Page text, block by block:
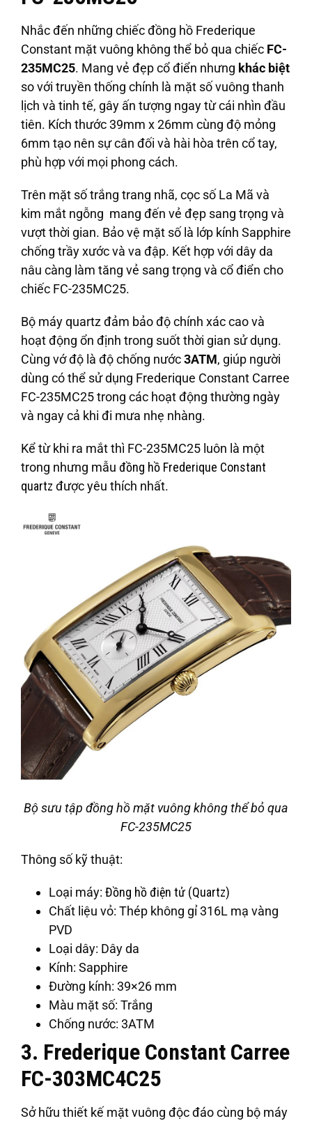
Nhắc đến những chiếc đồng hồ Frederique
Constant mặt vuông không thể bỏ qua chiếc FC-
235MC25. Mang vẻ đẹp cổ điển nhưng khác biệt
so với truyền thống chính là mặt số vuông thanh
lịch và tinh tế, gây ấn tượng ngay từ cái nhìn đầu
tiên. Kích thước 39mm x 26mm cùng độ mỏng
6mm tạo nên sự cân đối và hài hòa trên cổ tay,
phù hợp với mọi phong cách.
Trên mặt số trắng trang nhã, cọc số La Mã và
kim mắt ngỗng mang đến vẻ đẹp sang trọng và
vượt thời gian. Bảo vệ mặt số là lớp kính Sapphire
chống trầy xước và va đập. Kết hợp với dây da
nâu càng làm tăng vẻ sang trọng và cổ điển cho
chiếc FC-235MC25.
Bộ máy quartz đảm bảo độ chính xác cao và
hoạt động ổn định trong suốt thời gian sử dụng.
Cùng vớ độ là độ chống nước3ATM, giúp người
dùng có thể sử dụng Frederique Constant Carree
FC-235MC25 trong các hoạt động thường ngày
và ngay cả khi đi mưa nhẹ nhàng.
Kể từ khi ra mắt thì FC-235MC25 luôn là một
trong nhưng mẫu đồng hồ Frederique Constant
quartz được yêu thích nhất.
Bộ sưu tập đồng hồ mặt vuông không thể bỏ qua
FC-235MC25
Thông số kỹ thuật:
Loại máy: Đồng hồ điện tử (Quartz)
Chất liệu vỏ: Thép không gỉ 316L mạ vàng
PVD
Loại dây: Dây da
Kính: Sapphire
Đường kính: 39×26 mm
Màu mặt số: Trắng
Chống nước: 3ATM
3. Frederique Constant Carree
FC-303MC4C25
Sở hữu thiết kế mặt vuông độc đáo cùng bộ máy